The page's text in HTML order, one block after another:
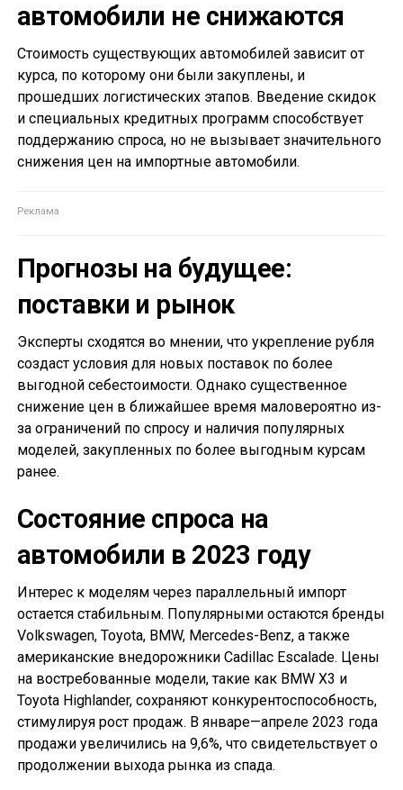
автомобили не снижаются
Стоимость существующих автомобилей зависит от
курса, по которому они были закуплены, и
прошедших логистических этапов. Введение скидок
и специальных кредитных программ способствует
поддержанию спроса, но не вызывает значительного
снижения цен на импортные автомобили.
Прогнозы на будущее:
поставки и рынок
Эксперты сходятся во мнении, что укрепление рубля
создаст условия для новых поставок по более
выгодной себестоимости. Однако существенное
снижение цен в ближайшее время маловероятно из-
за ограничений по спросу и наличия популярных
моделей, закупленных по более выгодным курсам
ранее.
Состояние спроса на
автомобили в 2023 году
Интерес к моделям через параллельный импорт
остается стабильным. Популярными остаются бренды
Volkswagen, Toyota, BMW, Mercedes-Benz, а также
американские внедорожники Cadillac Escalade. Цены
на востребованные модели, такие как BMW X3 и
Toyota Highlander, сохраняют конкурентоспособность,
стимулируя рост продаж. В январе—апреле 2023 года
продажи увеличились на 9,6%, что свидетельствует о
продолжении выхода рынка из спада.